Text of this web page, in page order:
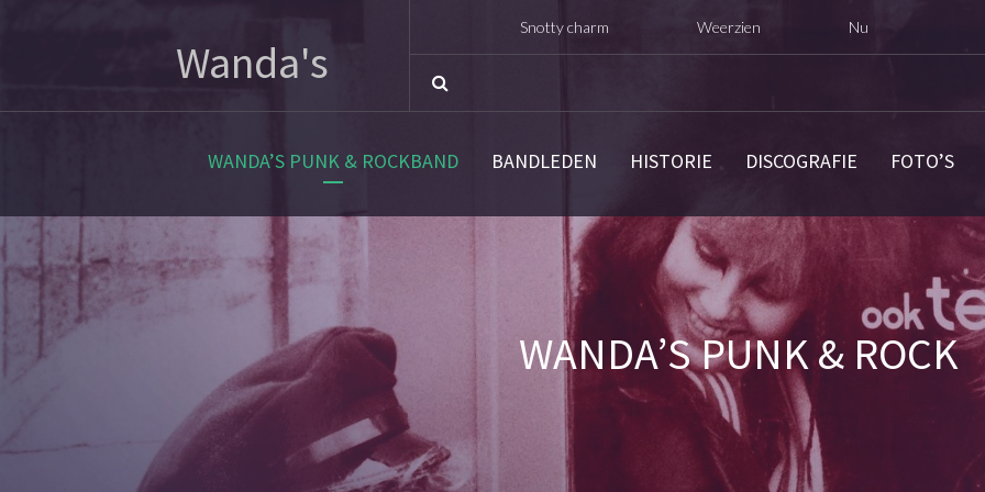
Wanda's
Snotty charm Weerzien Nu opnieuw digitaal
WANDA’S PUNK & ROCKBAND BANDLEDEN HISTORIE DISCOGRAFIE FOTO’S
WANDA’S PUNK & ROCK